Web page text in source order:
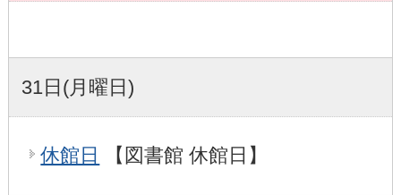
31日(月曜日)
休館日 【図書館 休館日】